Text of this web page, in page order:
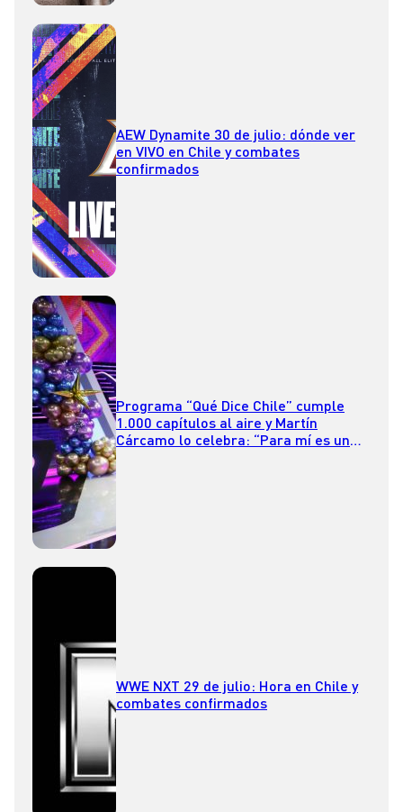
AEW Dynamite 30 de julio: dónde ver
en VIVO en Chile y combates
confirmados
Programa “Qué Dice Chile” cumple
1.000 capítulos al aire y Martín
Cárcamo lo celebra: “Para mí es un
WWE NXT 29 de julio: Hora en Chile y
combates confirmados